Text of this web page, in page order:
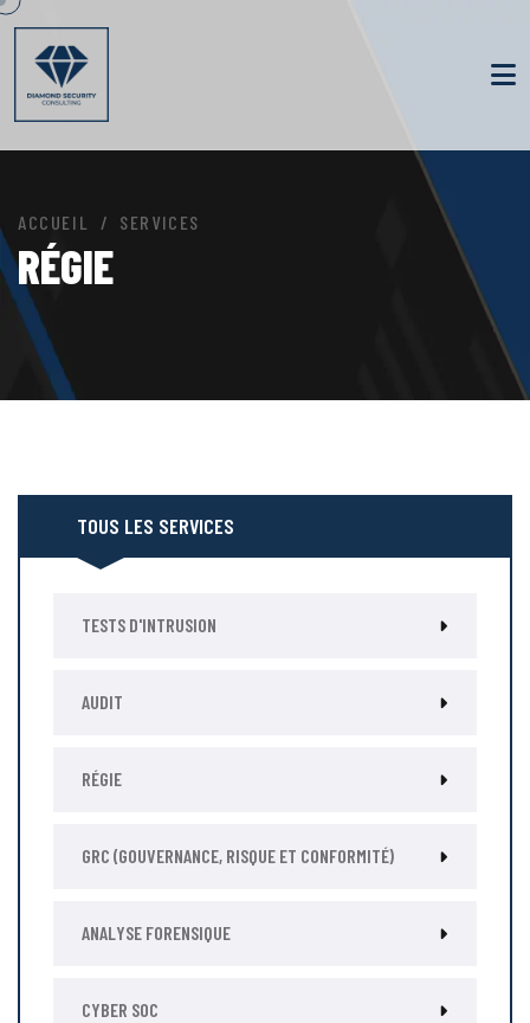
ACCUEIL SERVICES
RÉGIE
TOUS LES SERVICES
TESTS D'INTRUSION
AUDIT
RÉGIE
GRC (GOUVERNANCE, RISQUE ET CONFORMITÉ)
ANALYSE FORENSIQUE
CYBER SOC